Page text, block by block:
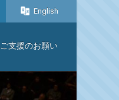
English
ご支援のお願い